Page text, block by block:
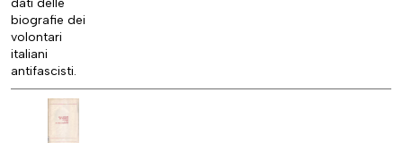
dati delle
biografie dei
volontari
italiani
antifascisti.